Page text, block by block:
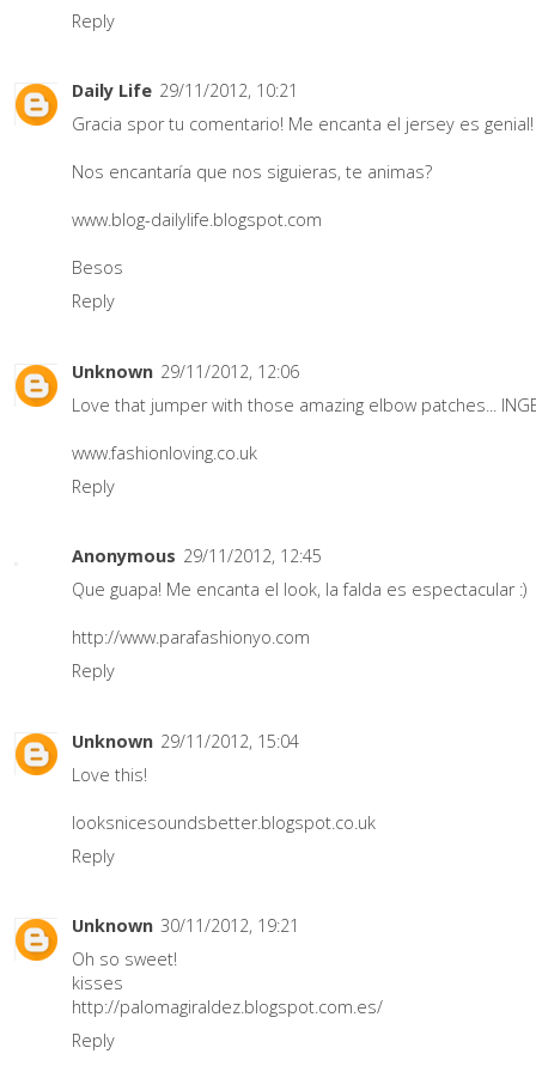
Reply
Daily Life 29/11/2012, 10:21
Gracia spor tu comentario! Me encanta el jersey es genial!
Nos encantaría que nos siguieras, te animas?
www.blog-dailylife.blogspot.com
Besos
Reply
Unknown 29/11/2012, 12:06
Love that jumper with those amazing elbow patches...
www.fashionloving.co.uk
Reply
Anonymous 29/11/2012, 12:45
Que guapa! Me encanta el look, la falda es espectacular :)
http://www.parafashionyo.com
Reply
Unknown 29/11/2012, 15:04
Love this!
looksnicesoundsbetter.blogspot.co.uk
Reply
Unknown 30/11/2012, 19:21
Oh so sweet!
kisses
http://palomagiraldez.blogspot.com.es/
Reply